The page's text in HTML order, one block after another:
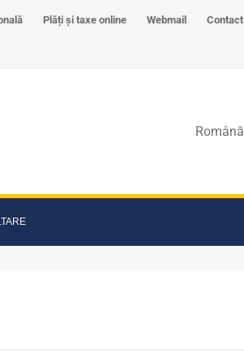
Plăți și taxe online Webmail Contact
Română